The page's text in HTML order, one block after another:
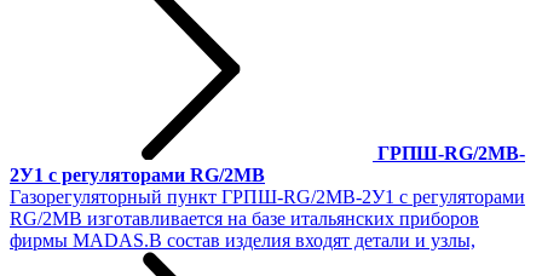
ГРПШ-RG/2MB-
2У1 с регуляторами RG/2MB
Газорегуляторный пункт ГРПШ-RG/2MB-2У1 с регуляторами
RG/2MB изготавливается на базе итальянских приборов
фирмы MADAS.В состав изделия входят детали и узлы,